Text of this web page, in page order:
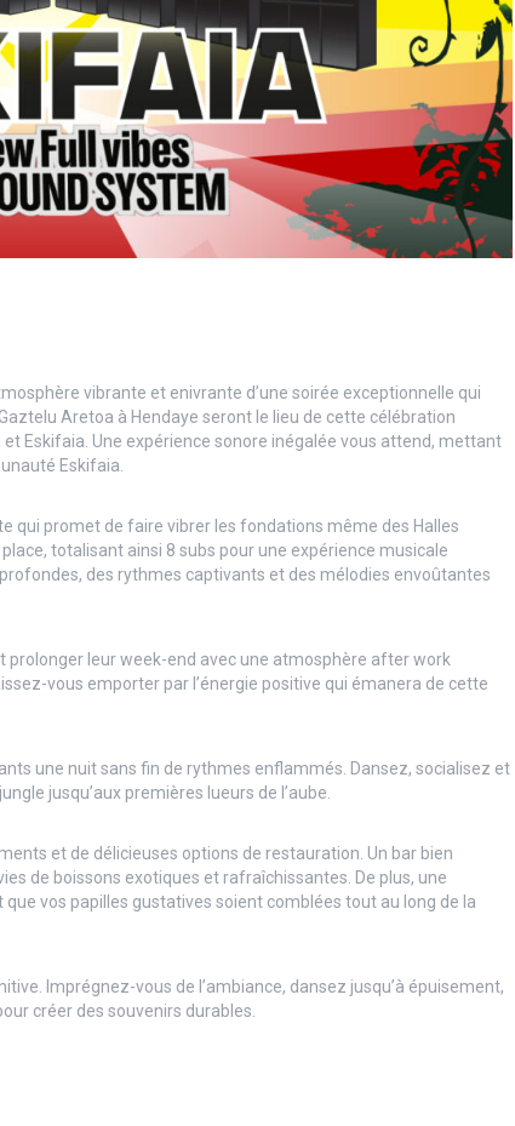
vibrante et enivrante d’une soirée exceptionnelle qui
Aretoa à Hendaye seront le lieu de cette célébration
Eskifaia. Une expérience sonore inégalée vous attend, mettant
Eskifaia.
qui promet de faire vibrer les fondations même des Halles
totalisant ainsi 8 subs pour une expérience musicale
des rythmes captivants et des mélodies envoûtantes
prolonger leur week-end avec une atmosphère after work
vous emporter par l’énergie positive qui émanera de cette
une nuit sans fin de rythmes enflammés. Dansez, socialisez et
jusqu’aux premières lueurs de l’aube.
et de délicieuses options de restauration. Un bar bien
de boissons exotiques et rafraîchissantes. De plus, une
vos papilles gustatives soient comblées tout au long de la
Imprégnez-vous de l’ambiance, dansez jusqu’à épuisement,
créer des souvenirs durables.